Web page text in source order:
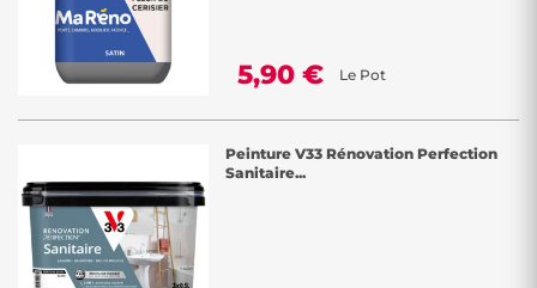
5,90 € Le Pot
Peinture V33 Rénovation Perfection
Sanitaire...